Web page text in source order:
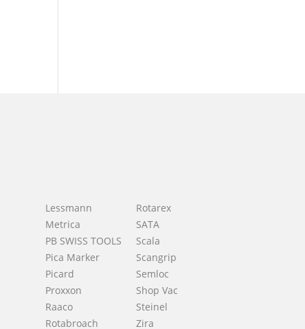
Lessmann
Metrica
PB SWISS TOOLS
Pica Marker
Picard
Proxxon
Raaco
Rotabroach
Rotarex
SATA
Scala
Scangrip
Semloc
Shop Vac
Steinel
Zira